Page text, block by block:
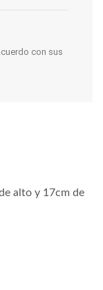
con sus
alto y 17cm de